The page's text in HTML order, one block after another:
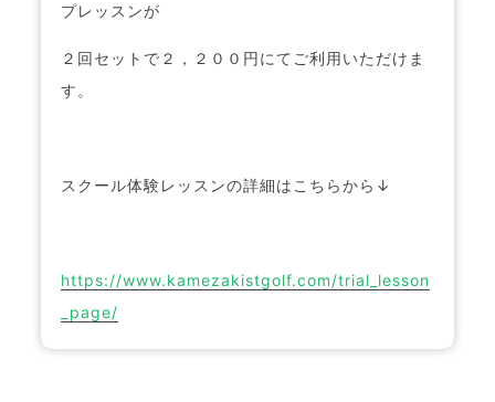
プレッスンが
２回セットで２，２００円にてご利用いただけま
す。
スクール体験レッスンの詳細はこちらから↓
https://www.kamezakistgolf.com/trial_lesson
_page/